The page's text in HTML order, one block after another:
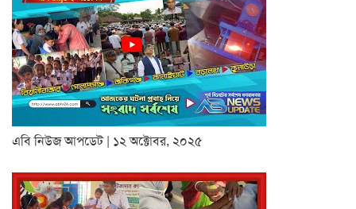
এবি নিউজ আপডেট | ১২ অক্টোবর, ২০২৫